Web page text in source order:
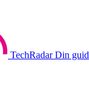
TechRadar Din